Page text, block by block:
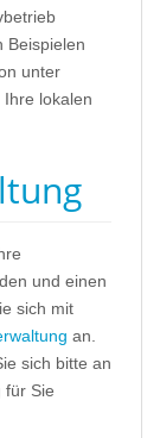
Beispielen
unter
lokalen
und einen
sich mit
an.
sich bitte an
für Sie